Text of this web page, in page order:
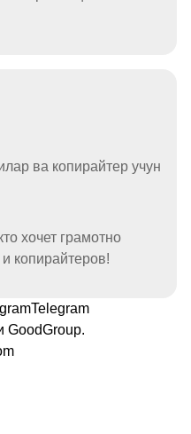
ва копирайтер учун
хочет грамотно
копирайтеров!
Telegram
GoodGroup.